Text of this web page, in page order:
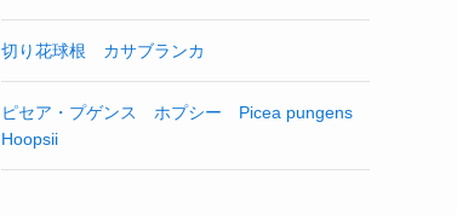
切り花球根 カサブランカ
ピセア・プゲンス ホプシー Picea pungens
Hoopsii